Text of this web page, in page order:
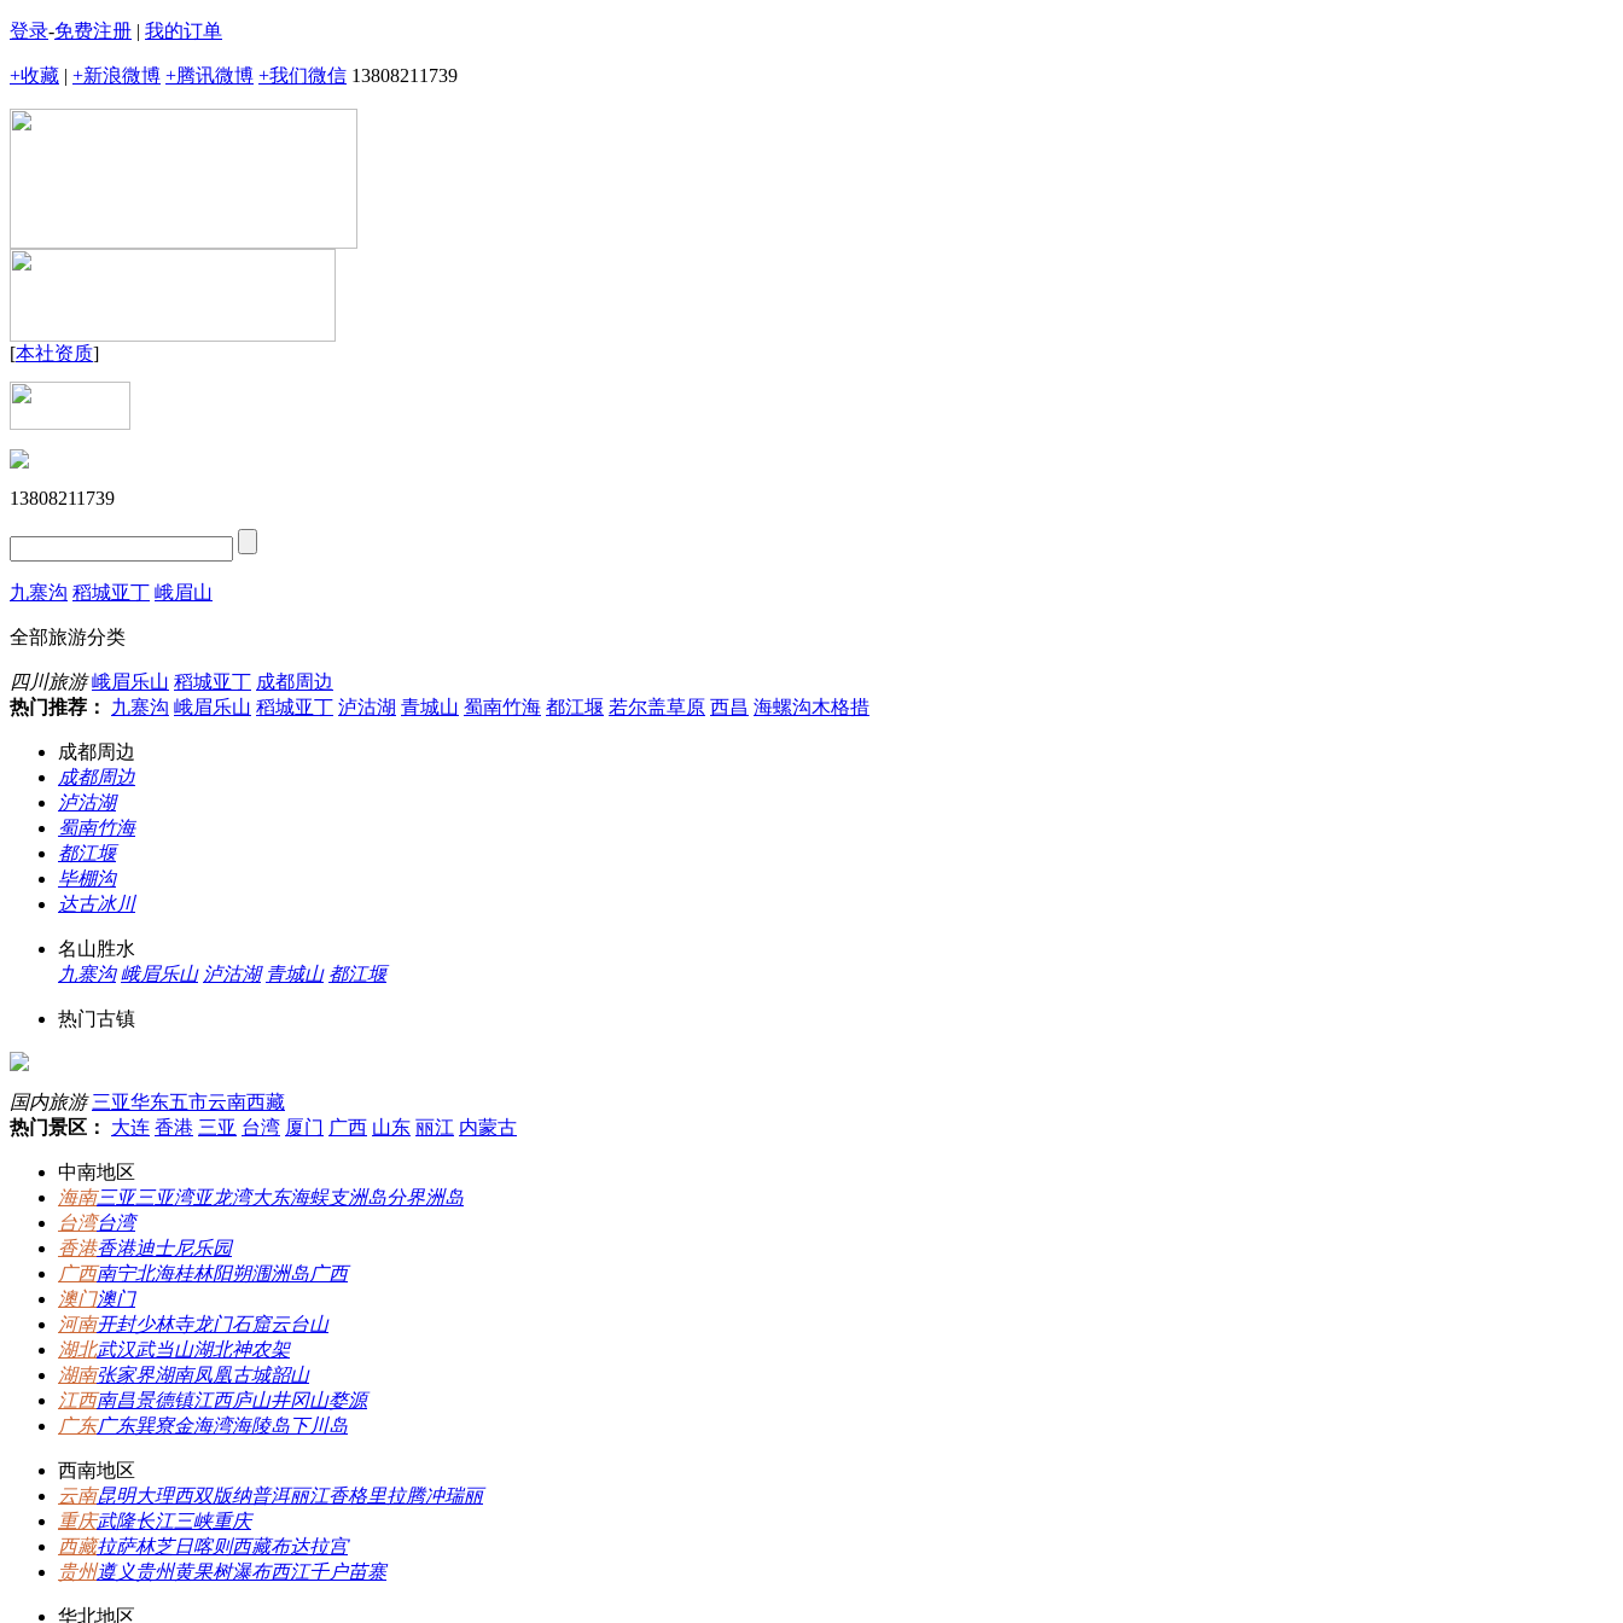
登录-免费注册 | 我的订单
+收藏 | +新浪微博 +腾讯微博 +我们微信 13808211739
[本社资质]
13808211739
九寨沟 稻城亚丁 峨眉山
全部旅游分类
四川旅游 峨眉乐山 稻城亚丁 成都周边
热门推荐：
九寨沟 峨眉乐山 稻城亚丁 泸沽湖 青城山 蜀南竹海 都江堰 若尔盖草原 西昌 海螺沟木格措
成都周边
成都周边
泸沽湖
蜀南竹海
都江堰
毕棚沟
达古冰川
名山胜水
九寨沟 峨眉乐山 泸沽湖 青城山 都江堰
热门古镇
国内旅游 三亚华东五市云南西藏
热门景区：
大连 香港 三亚 台湾 厦门 广西 山东 丽江 内蒙古
中南地区
海南三亚三亚湾亚龙湾大东海蜈支洲岛分界洲岛
台湾台湾
香港香港迪士尼乐园
广西南宁北海桂林阳朔涠洲岛广西
澳门澳门
河南开封少林寺龙门石窟云台山
湖北武汉武当山湖北神农架
湖南张家界湖南凤凰古城韶山
江西南昌景德镇江西庐山井冈山婺源
广东广东巽寮金海湾海陵岛下川岛
西南地区
云南昆明大理西双版纳普洱丽江香格里拉腾冲瑞丽
重庆武隆长江三峡重庆
西藏拉萨林芝日喀则西藏布达拉宫
贵州遵义贵州黄果树瀑布西江千户苗寨
华北地区